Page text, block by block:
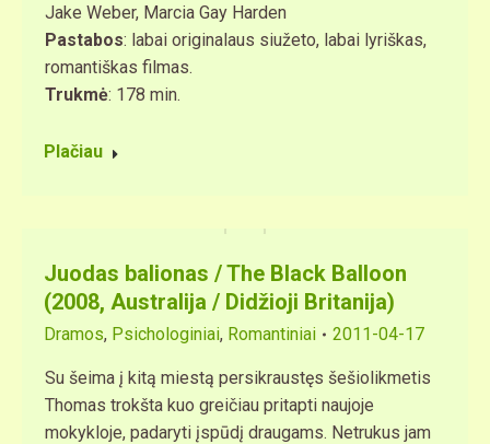
Jake Weber, Marcia Gay Harden
Pastabos: labai originalaus siužeto, labai lyriškas,
romantiškas filmas.
Trukmė: 178 min.
Plačiau
Juodas balionas / The Black Balloon
(2008, Australija / Didžioji Britanija)
Dramos, Psichologiniai, Romantiniai 2011-04-17
Su šeima į kitą miestą persikraustęs šešiolikmetis
Thomas trokšta kuo greičiau pritapti naujoje
mokykloje, padaryti įspūdį draugams. Netrukus jam